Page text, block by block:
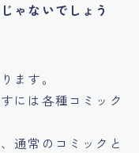
ゃないでしょう
ます。
には各種コミック
通常のコミックと